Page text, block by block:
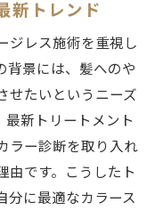
新トレンド
ジレス施術を重視し
背景には、髪へのや
せたいというニーズ
最新トリートメント
ラー診断を取り入れ
由です。こうしたト
分に最適なカラース